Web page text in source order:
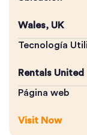
Wales, UK
Tecnología
Rentals United
Página web
Visit Now